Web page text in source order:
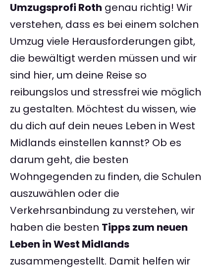
Umzugsprofi Roth genau richtig! Wir
verstehen, dass es bei einem solchen
Umzug viele Herausforderungen gibt,
die bewältigt werden müssen und wir
sind hier, um deine Reise so
reibungslos und stressfrei wie möglich
zu gestalten. Möchtest du wissen, wie
du dich auf dein neues Leben in West
Midlands einstellen kannst? Ob es
darum geht, die besten
Wohngegenden zu finden, die Schulen
auszuwählen oder die
Verkehrsanbindung zu verstehen, wir
haben die besten Tipps zum neuen
Leben in West Midlands
zusammengestellt. Damit helfen wir